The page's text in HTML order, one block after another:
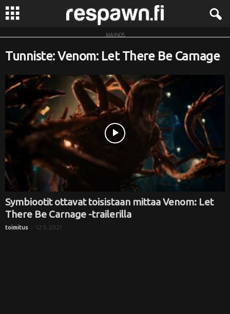
R
MAINOS
Tunniste: Venom: Let There Be Carnage
Symbiootit ottavat toisistaan mittaa Venom: Let
There Be Carnage -trailerilla
toimitus - 12.5.2021